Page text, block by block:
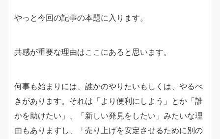
やっと今回の記事の本題に入ります。
共感が重要な理由はここにあると思います。
何事も始まりには、誰かのやりたいもしくは、やるべ
きがあります。それは「より便利にしよう」とか「誰
かを助けたい」、「新しい発見をしたい」みたいな理
由もありますし、「売り上げを安定させるために別の